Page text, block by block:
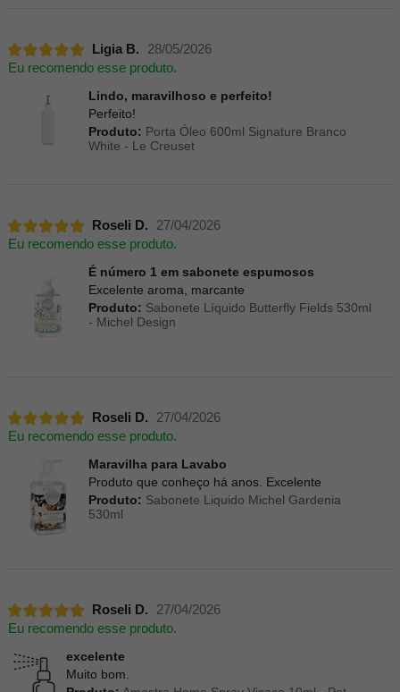
Ligia B.
28/05/2026
Eu recomendo esse produto.
Lindo, maravilhoso e perfeito!
Perfeito!
Produto: Porta Óleo 600ml Signature Branco
White - Le Creuset
Roseli D.
27/04/2026
Eu recomendo esse produto.
É número 1 em sabonete espumosos
Excelente aroma, marcante
Produto: Sabonete Líquido Butterfly Fields 530ml
- Michel Design
Roseli D.
27/04/2026
Eu recomendo esse produto.
Maravilha para Lavabo
Produto que conheço há anos. Excelente
Produto: Sabonete Liquido Michel Gardenia
530ml
Roseli D.
27/04/2026
Eu recomendo esse produto.
excelente
Muito bom.